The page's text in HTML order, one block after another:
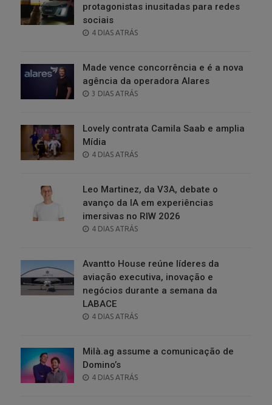
protagonistas inusitadas para redes
sociais
POSTED
4 DIAS ATRÁS
Made vence concorrência e é a nova
agência da operadora Alares
POSTED
3 DIAS ATRÁS
Lovely contrata Camila Saab e amplia
Mídia
POSTED
4 DIAS ATRÁS
Leo Martinez, da V3A, debate o
avanço da IA em experiências
imersivas no RIW 2026
POSTED
4 DIAS ATRÁS
Avantto House reúne líderes da
aviação executiva, inovação e
negócios durante a semana da
LABACE
POSTED
4 DIAS ATRÁS
Milà.ag assume a comunicação de
Domino’s
POSTED
4 DIAS ATRÁS